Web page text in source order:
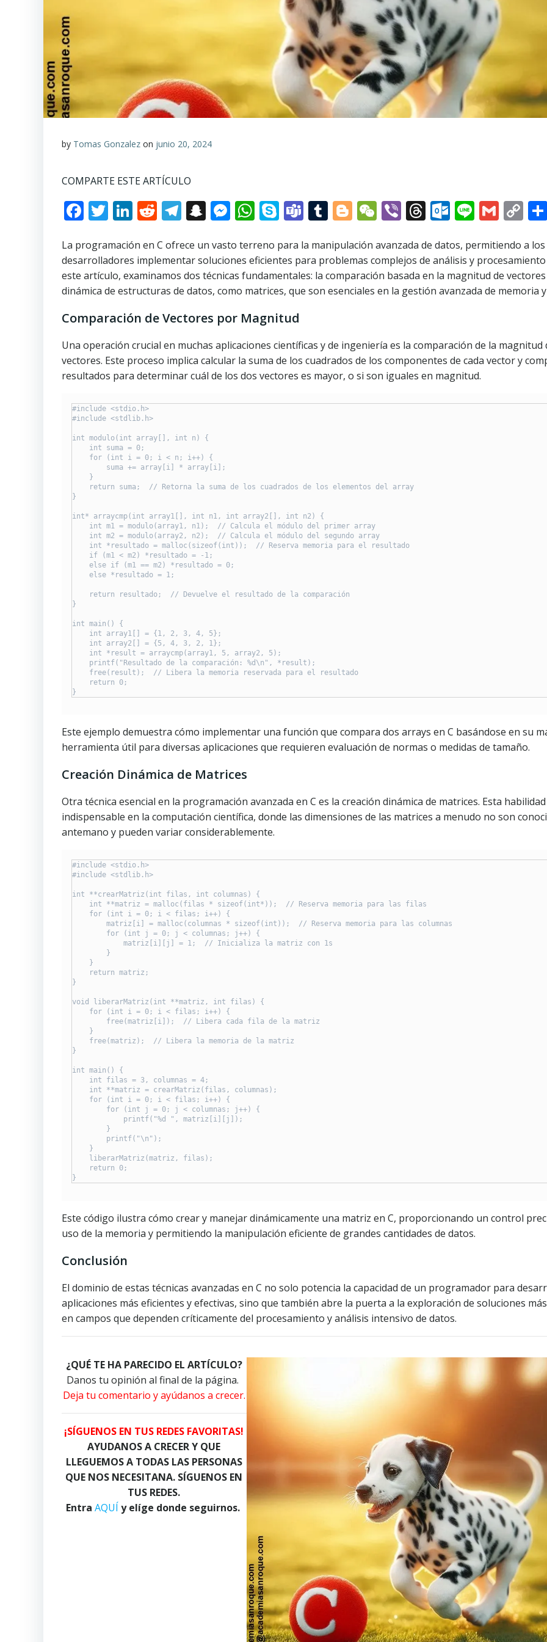
by Tomas Gonzalez on junio 20, 2024
COMPARTE ESTE ARTÍCULO
Facebook
Twitter
LinkedIn
Reddit
Telegram
Snapchat
Messenger
WhatsApp
SkypeTeams
Tumblr
Blogger
WeChat
ViberThreads
LineGmail
La programación en C ofrece un vasto terreno para la manipulación avanzada de datos, permitiendo a los
desarrolladores implementar soluciones eficientes para problemas complejos de análisis y procesamiento
este artículo, examinamos dos técnicas fundamentales: la comparación basada en la magnitud de
dinámica de estructuras de datos, como matrices, que son esenciales en la gestión avanzada de memoria
Comparación de Vectores por Magnitud
Una operación crucial en muchas aplicaciones científicas y de ingeniería es la comparación de la magnitud
vectores. Este proceso implica calcular la suma de los cuadrados de los componentes de cada vector y
resultados para determinar cuál de los dos vectores es mayor, o si son iguales en magnitud.
#include <stdio.h>
#include <stdlib.h>
int modulo(int array[], int n) {
    int suma = 0;
    for (int i = 0; i < n; i++) {
        suma += array[i] * array[i];
    }
    return suma;  // Retorna la suma de los cuadrados de los elementos del array
}
int* arraycmp(int array1[], int n1, int array2[], int n2) {
    int m1 = modulo(array1, n1);  // Calcula el módulo del primer array
    int m2 = modulo(array2, n2);  // Calcula el módulo del segundo array
    int *resultado = malloc(sizeof(int));  // Reserva memoria para el resultado
    if (m1 < m2) *resultado = -1;
    else if (m1 == m2) *resultado = 0;
    else *resultado = 1;
    return resultado;  // Devuelve el resultado de la comparación
}
int main() {
    int array1[] = {1, 2, 3, 4, 5};
    int array2[] = {5, 4, 3, 2, 1};
    int *result = arraycmp(array1, 5, array2, 5);
    printf("Resultado de la comparación: %d\n", *result);
    free(result);  // Libera la memoria reservada para el resultado
    return 0;
}
Este ejemplo demuestra cómo implementar una función que compara dos arrays en C basándose en su
herramienta útil para diversas aplicaciones que requieren evaluación de normas o medidas de tamaño.
Creación Dinámica de Matrices
Otra técnica esencial en la programación avanzada en C es la creación dinámica de matrices. Esta
indispensable en la computación científica, donde las dimensiones de las matrices a menudo no son
antemano y pueden variar considerablemente.
#include <stdio.h>
#include <stdlib.h>
int **crearMatriz(int filas, int columnas) {
    int **matriz = malloc(filas * sizeof(int*));  // Reserva memoria para las filas
    for (int i = 0; i < filas; i++) {
        matriz[i] = malloc(columnas * sizeof(int));  // Reserva memoria para las columnas
        for (int j = 0; j < columnas; j++) {
            matriz[i][j] = 1;  // Inicializa la matriz con 1s
        }
    }
    return matriz;
}
void liberarMatriz(int **matriz, int filas) {
    for (int i = 0; i < filas; i++) {
        free(matriz[i]);  // Libera cada fila de la matriz
    }
    free(matriz);  // Libera la memoria de la matriz
}
int main() {
    int filas = 3, columnas = 4;
    int **matriz = crearMatriz(filas, columnas);
    for (int i = 0; i < filas; i++) {
        for (int j = 0; j < columnas; j++) {
            printf("%d ", matriz[i][j]);
        }
        printf("\n");
    }
    liberarMatriz(matriz, filas);
    return 0;
}
Este código ilustra cómo crear y manejar dinámicamente una matriz en C, proporcionando un control
uso de la memoria y permitiendo la manipulación eficiente de grandes cantidades de datos.
Conclusión
El dominio de estas técnicas avanzadas en C no solo potencia la capacidad de un programador para
aplicaciones más eficientes y efectivas, sino que también abre la puerta a la exploración de soluciones
en campos que dependen críticamente del procesamiento y análisis intensivo de datos.
¿QUÉ TE HA PARECIDO EL ARTÍCULO?
Danos tu opinión al final de la página.
Deja tu comentario y ayúdanos a crecer.
¡SÍGUENOS EN TUS REDES FAVORITAS!
AYUDANOS A CRECER Y QUE
LLEGUEMOS A TODAS LAS PERSONAS
QUE NOS NECESITANA. SÍGUENOS EN
TUS REDES.
Entra AQUÍy elíge donde seguirnos.